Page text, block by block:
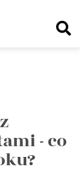
- co